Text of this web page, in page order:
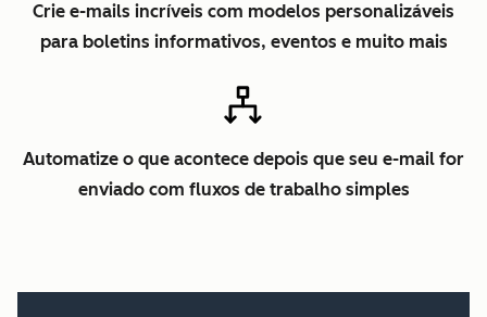
Crie e-mails incríveis com modelos personalizáveis
para boletins informativos, eventos e muito mais
Automatize o que acontece depois que seu e-mail for
enviado com fluxos de trabalho simples